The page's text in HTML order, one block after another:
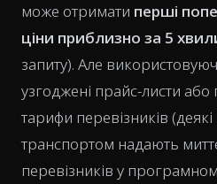
може отримати перші
ціни приблизно за 5
запиту). Але
узгоджені прайс-листи або
тарифи перевізників
транспортом надають
перевізників у